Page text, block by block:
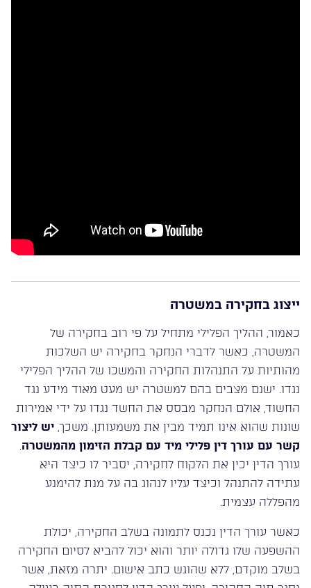
ייצוג בחקירה במשטרה
כאמור, ההליך הפלילי מתחיל על פי רוב בחקירה של
המשטרה, כאשר לדברי הנחקר בחקירה יש השלכות
מהותיות על התנהלות החקירה והמשכו של ההליך הפלילי
נגדו. ישנם מצבים בהם למשטרה יש מעט מאוד מידע נגד
החשוד, אולם הנחקר מבסס את החשד נגדו על ידי אמירות
שונות שהוא אינו תמיד מבין את משמעותן. משכך, יש ליצור
קשר עם עורך דין פלילי מיד עם קבלת הזימון מהמשטרה.
עורך הדין יכין את הלקוח לחקירה, יסביר לו כיצד היא
עתידה להתנהל וכיצד עליו לנהוג בה על מנת להימנע
מהפללה עצמית.
כאשר עורך הדין נכנס לתמונה בשלב החקירה, יכולת
ההשפעה שלו גדולה יותר והוא יכול להביא לסיום החקירה
בשלב מוקדם, ללא שהוגש כתב אישום. יתרה מזאת, אשר